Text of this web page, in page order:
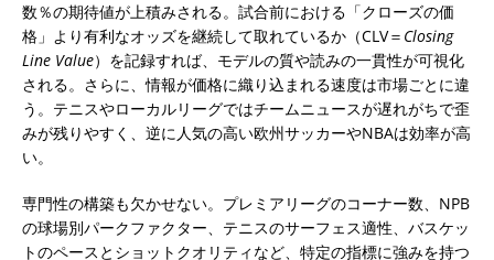
数％の期待値が上積みされる。試合前における「クローズの価
格」より有利なオッズを継続して取れているか（CLV＝ Closing
Line Value）を記録すれば、モデルの質や読みの一貫性が可視化
される。さらに、情報が価格に織り込まれる速度は市場ごとに違
う。テニスやローカルリーグではチームニュースが遅れがちで歪
みが残りやすく、逆に人気の高い欧州サッカーやNBAは効率が高
い。
専門性の構築も欠かせない。プレミアリーグのコーナー数、NPB
の球場別パークファクター、テニスのサーフェス適性、バスケッ
トのペースとショットクオリティなど、特定の指標に強みを持つ